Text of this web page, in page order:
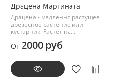
Драцена Маргината
Драцена - медленно растущее
древесное растение или
кустарник. Растёт на...
От 2000 руб